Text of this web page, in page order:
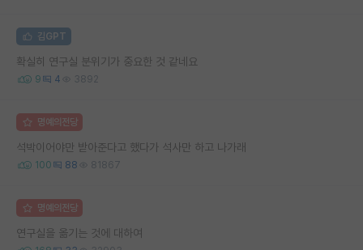
김GPT
확실히 연구실 분위기가 중요한 것 같네요
9 4 3892
명예의전당
석박이어야만 받아준다고 했다가 석사만 하고 나가래
100 88 81867
명예의전당
연구실을 옮기는 것에 대하여